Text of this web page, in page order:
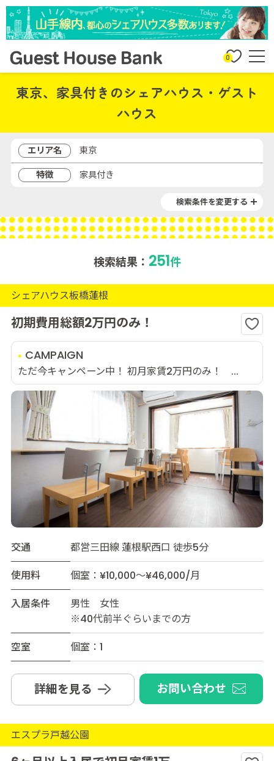
0
東京、家具付きのシェアハウス・ゲスト
ハウス
エリア名
東京
特徴
家具付き
検索条件を変更する
検索結果： 251件
シェアハウス板橋蓮根
初期費用総額2万円のみ！
CAMPAIGN
ただ今キャンペーン中！ 初月家賃2万円のみ！ ...
交通
都営三田線 蓮根駅西口 徒歩5分
使用料
個室：¥10,000～¥46,000/月
入居条件
男性 女性
※40代前半ぐらいまでの方
空室
個室：1
詳細を見る お問い合わせ
エスプラ戸越公園